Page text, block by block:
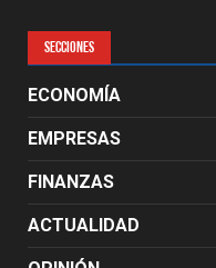
SECCIONES
ECONOMÍA
EMPRESAS
FINANZAS
ACTUALIDAD